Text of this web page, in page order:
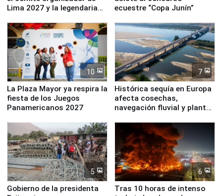
Lima 2027 y la legendaria
ecuestre “Copa Junín”
10
La Plaza Mayor ya respira la
fiesta de los Juegos
Panamericanos 2027
7
Histórica sequía en Europa
afecta cosechas,
navegación fluvial y plantas
5
Gobierno de la presidenta
6
Tras 10 horas de intenso